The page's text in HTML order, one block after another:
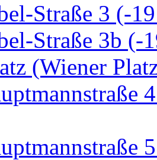
Straße 3 (-
Straße 3b (-
(Wiener